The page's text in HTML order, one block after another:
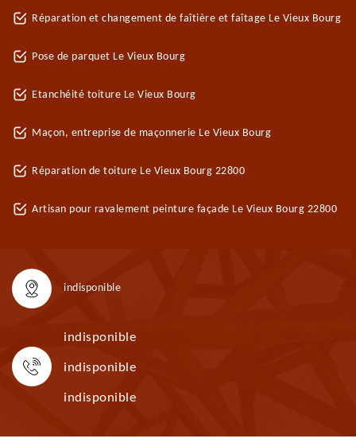
Réparation et changement de faîtière et faîtage Le Vieux Bourg
Pose de parquet Le Vieux Bourg
Etanchéité toiture Le Vieux Bourg
Maçon, entreprise de maçonnerie Le Vieux Bourg
Réparation de toiture Le Vieux Bourg 22800
Artisan pour ravalement peinture façade Le Vieux Bourg 22800
indisponible
indisponible
indisponible
indisponible